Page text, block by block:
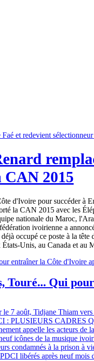
CAN 2015
d'Ivoire pour succéder à
la CAN 2015 avec les
nationale du Maroc,
ivoirienne a
occupé ce poste à la
Unis, au Canada et
Touré... Qui
7 août, Tidjane Thiam
: PLUSIEURS CADRES
appelle les acteurs de
icônes de la musique
condamnés à la prison à
libérés après neuf mois